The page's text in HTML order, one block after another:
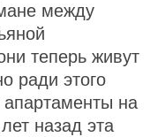
между
теперь живут
ради этого
на
назад эта